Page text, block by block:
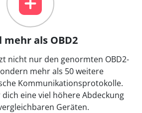
mehr als OBD2
nicht nur den genormten OBD2-
mehr als 50 weitere
Kommunikationsprotokolle.
eine viel höhere Abdeckung
Geräten.